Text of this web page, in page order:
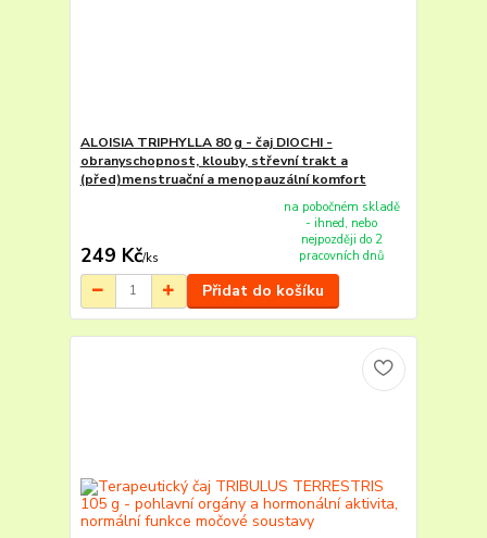
ALOISIA TRIPHYLLA 80 g - čaj DIOCHI -
obranyschopnost, klouby, střevní trakt a
(před)menstruační a menopauzální komfort
249 Kč/ks
na pobočném skladě
- ihned, nebo
nejpozději do 2
pracovních dnů
Přidat do košíku